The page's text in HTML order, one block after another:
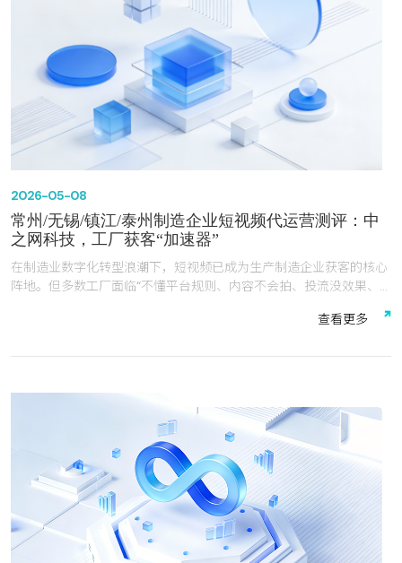
2026-05-08
常州/无锡/镇江/泰州制造企业短视频代运营测评：中
之网科技，工厂获客“加速器”
在制造业数字化转型浪潮下，短视频已成为生产制造企业获客的核心
阵地。但多数工厂面临“不懂平台规则、内容不会拍、投流没效果、
技”）深耕常州、无锡、镇江、泰州等长三角城市，专注生产制造企
成果四大核心优势，成为本地制造企业短视频营销的优选服务商。本
查看更多